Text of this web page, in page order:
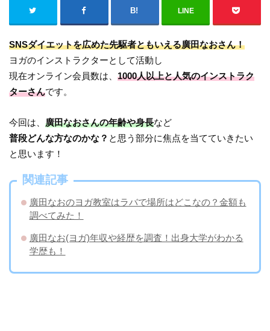
LINE
SNSダイエットを広めた先駆者ともいえる廣田なおさん！
ヨガのインストラクターとして活動し
現在オンライン会員数は、1000人以上と人気のインストラク
ターさんです。
今回は、廣田なおさんの年齢や身長など
普段どんな方なのかな？ と思う部分に焦点を当てていきたい
と思います！
関連記事
廣田なおのヨガ教室はラバで場所はどこなの？金額も
調べてみた！
廣田なお(ヨガ)年収や経歴を調査！出身大学がわかる
学歴も！